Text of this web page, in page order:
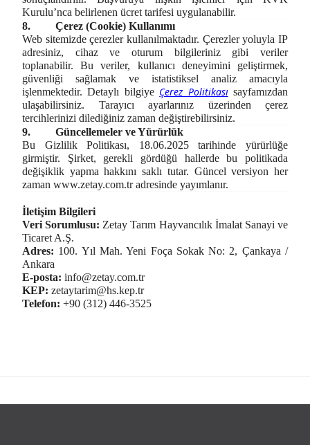
Kurulu’nca belirlenen ücret tarifesi uygulanabilir.
8.
Çerez (Cookie) Kullanımı
Web sitemizde çerezler kullanılmaktadır. Çerezler yoluyla IP
adresiniz, cihaz ve oturum bilgileriniz gibi veriler
toplanabilir. Bu veriler, kullanıcı deneyimini geliştirmek,
güvenliği sağlamak ve istatistiksel analiz amacıyla
işlenmektedir. Detaylı bilgiye Çerez Politikası sayfamızdan
ulaşabilirsiniz. Tarayıcı ayarlarınız üzerinden çerez
tercihlerinizi dilediğiniz zaman değiştirebilirsiniz.
9.
Güncellemeler ve Yürürlük
Bu Gizlilik Politikası, 18.06.2025 tarihinde yürürlüğe
girmiştir. Şirket, gerekli gördüğü hallerde bu politikada
değişiklik yapma hakkını saklı tutar. Güncel versiyon her
zaman www.zetay.com.tradresinde yayımlanır.
İletişim Bilgileri
Veri Sorumlusu: Zetay Tarım Hayvancılık İmalat Sanayi ve
Ticaret A.Ş.
Adres: 100. Yıl Mah. Yeni Foça Sokak No: 2, Çankaya /
Ankara
E-posta: info@zetay.com.tr
KEP: zetaytarim@hs.kep.tr
Telefon: +90 (312) 446-3525